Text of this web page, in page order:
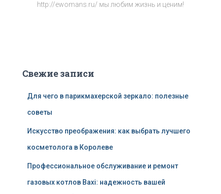
http://ewomans.ru/ мы любим жизнь и ценим!
Свежие записи
Для чего в парикмахерской зеркало: полезные
советы
Искусство преображения: как выбрать лучшего
косметолога в Королеве
Профессиональное обслуживание и ремонт
газовых котлов Baxi: надежность вашей